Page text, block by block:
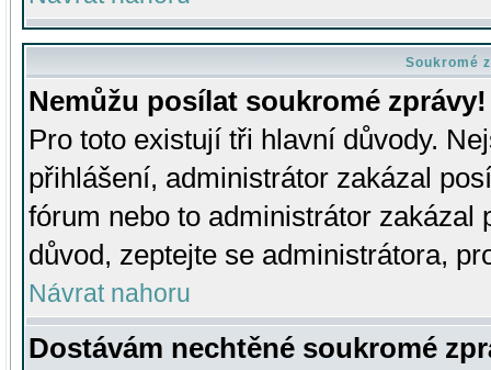
Soukromé
Nemůžu posílat soukromé zprávy!
Pro toto existují tři hlavní důvody.
přihlášení, administrátor zakázal
fórum nebo to administrátor zakázal
důvod, zeptejte se administrátora,
Návrat nahoru
Dostávám nechtěné soukromé